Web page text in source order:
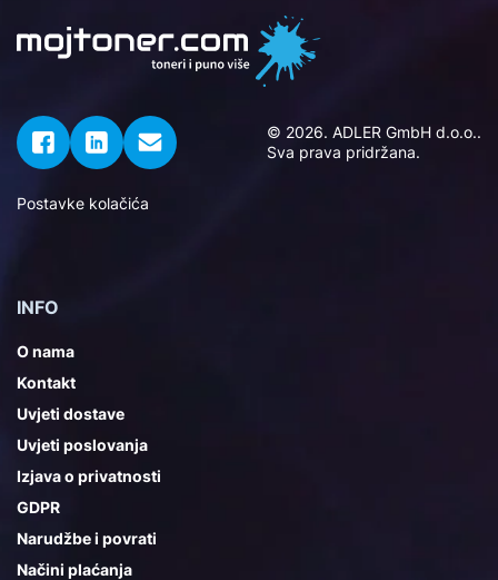
© 2026. ADLER GmbH d.o.o..
Sva prava pridržana.
Postavke kolačića
INFO
O nama
Kontakt
Uvjeti dostave
Uvjeti poslovanja
Izjava o privatnosti
GDPR
Narudžbe i povrati
Načini plaćanja